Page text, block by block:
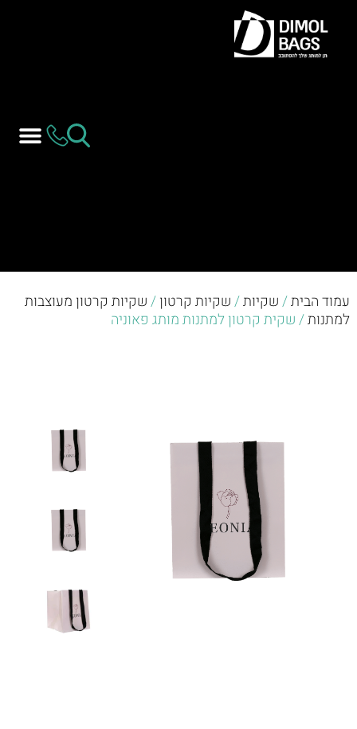
עמוד הבית/שקיות/שקיות קרטון/שקיות קרטון מעוצבות
למתנות/ שקית קרטון למתנות מותג פאוניה